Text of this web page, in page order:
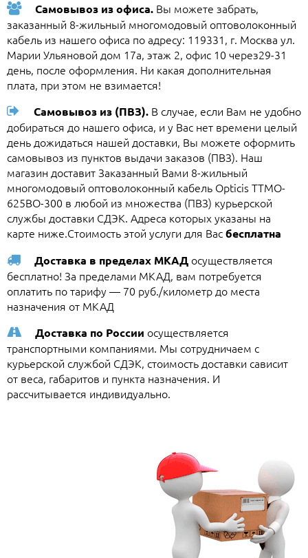
Самовывоз из офиса. Вы можете забрать,
заказанный 8-жильный многомодовый оптоволоконный
кабель из нашего офиса по адресу: 119331, г. Москва ул.
Марии Ульяновой дом 17а, этаж 2, офис 10 через29-31
день, после оформления. Ни какая дополнительная
плата, при этом не взимается!
Самовывоз из (ПВЗ). В случае, если Вам не удобно
добираться до нашего офиса, и у Вас нет времени целый
день дожидаться нашей доставки, Вы можете оформить
самовывоз из пунктов выдачи заказов (ПВЗ). Наш
магазин доставит Заказанный Вами 8-жильный
многомодовый оптоволоконный кабель Opticis TTMO-
625BO-300 в любой из множества (ПВЗ) курьерской
службы доставки СДЭК. Адреса которых указаны на
карте ниже.Стоимость этой услуги для Васбесплатна
Доставка в пределах МКАД осуществляется
бесплатно! За пределами МКАД, вам потребуется
оплатить по тарифу — 70 руб./километр до места
назначения от МКАД
Доставка по России осуществляется
транспортными компаниями. Мы сотрудничаем с
курьерской службой СДЭК, стоимость доставки сависит
от веса, габаритов и пункта назначения. И
рассчитывается индивидуально.